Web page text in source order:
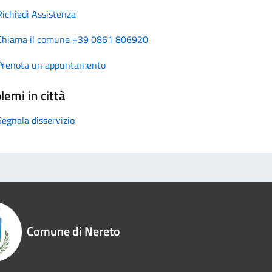
Assistenza
il comune +39 0861 806920
un appuntamento
in città
disservizio
Comune di Nereto